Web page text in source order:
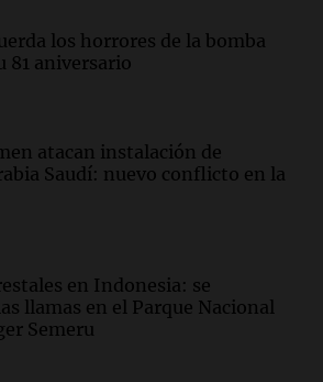
los horrores de la bomba
81 aniversario
atacan instalación de
Saudí: nuevo conflicto en la
en Indonesia: se
llamas en el Parque Nacional
Semeru